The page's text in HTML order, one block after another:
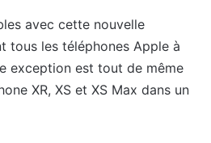
avec cette nouvelle
tous les téléphones Apple à
exception est tout de même
XR, XS et XS Max dans un